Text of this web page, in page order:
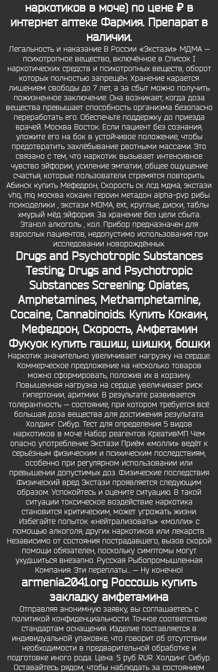
наркотиков в моче) по цене ₽ в
интернет аптеке Фармия. Препарат в
наличии.
Легальность и наказание В России «Экстази» МДМА —
психотропное вещество, включённое в Список I
наркотических средств и психотропных веществ, оборот
которых полностью запрещён. Хранение карается
лишением свободы до 7 лет, а за сбыт можно получить
пожизненное заключение. Она возникает, когда доза
вещества превышает способность организма безопасно
переработать его. Обеспечьте поддержку до приезда
врачей. Москва Восток. Если пациент без сознания,
уложите его на бок в устойчивое положение, чтобы
предотвратить захлёбывание рвотными массами. Это
связано с тем, что наркотик вызывает интенсивное
чувство эйфории, усиление эмпатии, общее ощущение
счастья, которые пользователи стремятся повторить.
Абинск купить Мефедрон, Скорость ск лсд мдма, экстази
vhq, mq москва кокаин героин метадон alpha-pvp рибы
психоделики , экстази MDMA, ext, круглые, диски, таблы
хмурый мёд эйфория. За хранение без цели сбыта.
Этанол алкоголь , кол. Прибор предназначен для
взрослых пациентов, недопустимо использования при
исследовании новорождённых.
Drugs and Psychotropic Substances
Testing; Drugs and Psychotropic
Substances Screening: Opiates,
Amphetamines, Methamphetamine,
Cocaine, Cannabinoids. Купить Кокаин,
Мефедрон, Скорость, Амфетамин
Фукуок купить гашиш, шишки, бошки
Наркотик значительно увеличивает нагрузку на сердце.
Коммерческое предложение на несколько товаров
можно сформировать, положив их в корзину.
Повышенная нагрузка на сердце увеличивает риск
гипертонии, аритмии. В результате развивается
толерантность — состояние, при котором требуется всё
большая доза вещества для достижения результата.
Холдинг Сибур. Тест для определения 5 видов
наркотиков в моче Набор реагентов КреативМП Чем
опасно употребление Экстази Приём «молли» ведёт к
серьёзным физическим и психическим последствиям,
особенно при регулярном использовании или
превышении допустимых доз. Физические последствия
Физический вред Экстази проявляется следующим
образом. Успокойтесь и оцените ситуацию. В такой
ситуации токсическое воздействие наркотика
становится критическим, может угрожать жизни.
Избегайте попыток «нейтрализовать» «молли» с
помощью алкоголя, других наркотиков или лекарств.
Независимо от состояния пострадавшего, вызов скорой
помощи обязателен, поскольку симптомы могут
ухудшиться внезапно. Русская Рыбопромышленная
Компания. Эти переплаты… — Ну конечно!
armenia2041.org Россошь купить
закладку амфетамина
Отправляя анонимную заявку, вы соглашаетесь с
политикой конфиденциальности. Точное соответствие
стандартам оснащения. Изделие поставляется в
индивидуальной упаковке, что говорит об отсутствии
необходимости в предварительной обработке и
подготовке иного рода. Цена: 5 руб RUR. Холдинг Сибур.
Оставайтесь рядом, чтобы наблюдать за состоянием